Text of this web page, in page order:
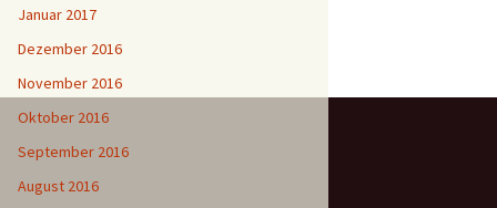
Januar 2017
Dezember 2016
November 2016
Oktober 2016
September 2016
August 2016